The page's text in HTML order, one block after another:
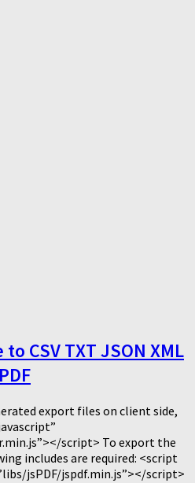
CSV TXT JSON XML
export files on client side,
script> To export the
includes are required: <script
jsPDF/jspdf.min.js”></script>